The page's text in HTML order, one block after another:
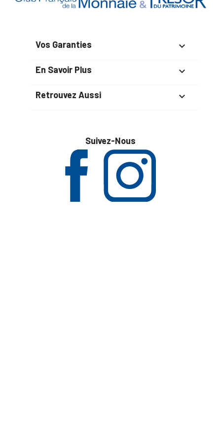
Vos Garanties 
En Savoir Plus 
Retrouvez Aussi 
Suivez-Nous